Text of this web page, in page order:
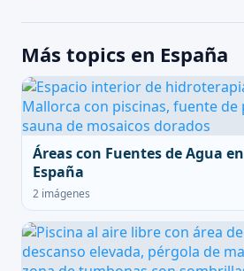
Más topics en España
Áreas con Fuentes de Agua en
España
2 imágenes